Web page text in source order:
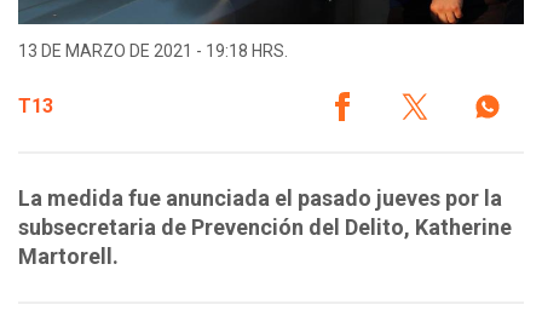
13 DE MARZO DE 2021 - 19:18 HRS.
T13
La medida fue anunciada el pasado jueves por la
subsecretaria de Prevención del Delito, Katherine
Martorell.